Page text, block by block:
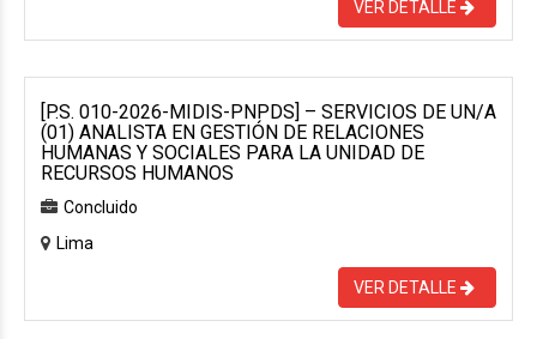
VER DETALLE
[P.S. 010-2026-MIDIS-PNPDS] – SERVICIOS DE UN/A
(01) ANALISTA EN GESTIÓN DE RELACIONES
HUMANAS Y SOCIALES PARA LA UNIDAD DE
RECURSOS HUMANOS
Concluido
Lima
VER DETALLE